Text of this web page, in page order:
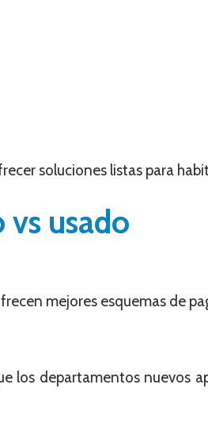
soluciones listas para
usado
mejores esquemas de
los departamentos nuevos